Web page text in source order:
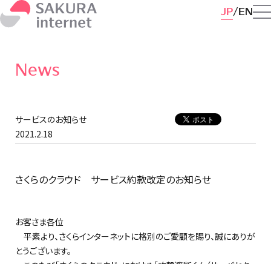
JP EN
News
サービスのお知らせ
2021.2.18
さくらのクラウド サービス約款改定のお知らせ
お客さま各位
平素より、さくらインターネットに格別のご愛顧を賜り、誠にありが
とうございます。